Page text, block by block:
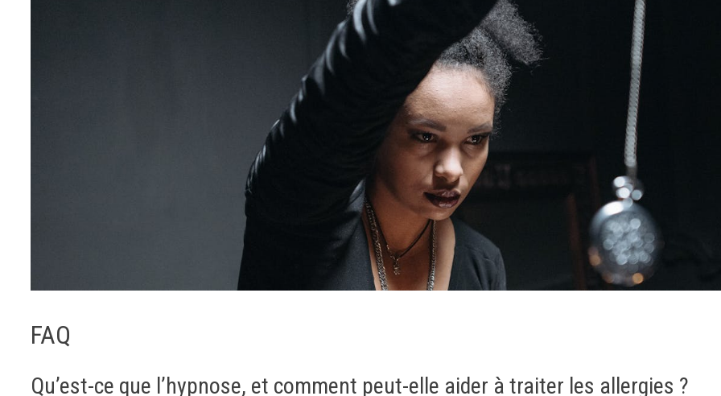
FAQ
Qu’est-ce que l’hypnose, et comment peut-elle aider à traiter les allergies ?